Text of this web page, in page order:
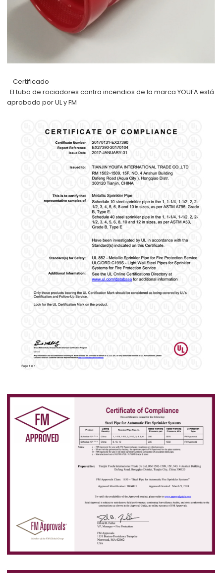
Certificado
El tubo de rociadores contra incendios de la marca YOUFA está
aprobado por UL y FM